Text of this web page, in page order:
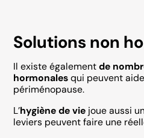
Solutions non
Il existe égalementde
hormonalesqui peuvent
périménopause.
L’hygiène de vie joue aussi
leviers peuvent faire une